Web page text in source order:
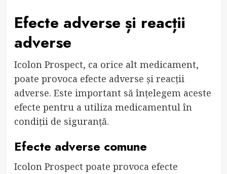
Efecte adverse și reacții
adverse
Icolon Prospect, ca orice alt medicament,
poate provoca efecte adverse și reacții
adverse. Este important să înțelegem aceste
efecte pentru a utiliza medicamentul în
condiții de siguranță.
Efecte adverse comune
Icolon Prospect poate provoca efecte